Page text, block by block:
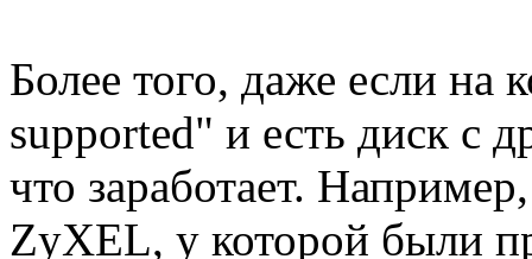
Более того, даже если на
supported" и есть диск с
что заработает.
ZyXEL, у которой были